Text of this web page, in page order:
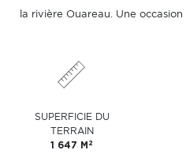
la rivière Ouareau. Une
SUPERFICIE DU
TERRAIN
1 647 M 2